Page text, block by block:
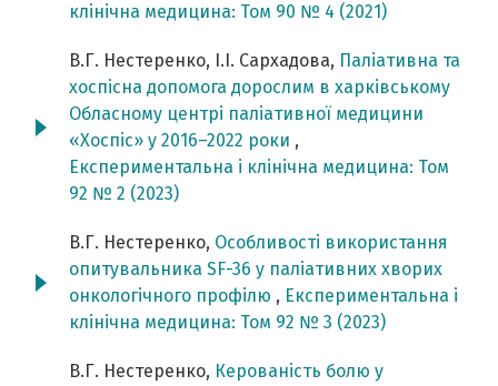
клінічна медицина: Том 90 № 4 (2021)
В.Г. Нестеренко, І.І. Сархадова, Паліативна та
хоспісна допомога дорослим в харківському
Обласному центрі паліативної медицини
«Хоспіс» у 2016–2022 роки ,
Експериментальна і клінічна медицина: Том
92 № 2 (2023)
В.Г. Нестеренко, Особливості використання
опитувальника SF-36 у паліативних хворих
онкологічного профілю , Експериментальна і
клінічна медицина: Том 92 № 3 (2023)
В.Г. Нестеренко, Керованість болю у